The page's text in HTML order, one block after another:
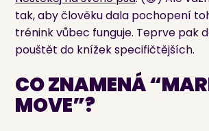
tak, aby člověku dala pochopení
trénink vůbec funguje. Teprve pak
pouštět do knížek specifičtějších.
CO ZNAMENÁ
MOVE”?